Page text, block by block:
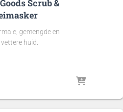
Scrub &
gemengde en
huid.